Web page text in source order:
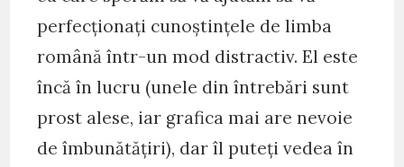
perfecționați cunoștințele de limba
română într-un mod distractiv. El este
încă în lucru (unele din întrebări sunt
prost alese, iar grafica mai are nevoie
de îmbunătățiri), dar îl puteți vedea în